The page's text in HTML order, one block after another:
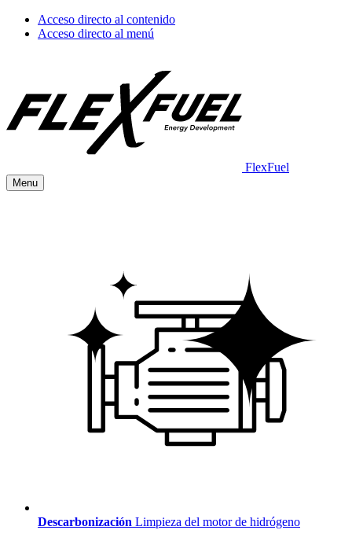
Acceso directo al contenido
Acceso directo al menú
FlexFuel
Menu
Descarbonización Limpieza del motor de hidrógeno